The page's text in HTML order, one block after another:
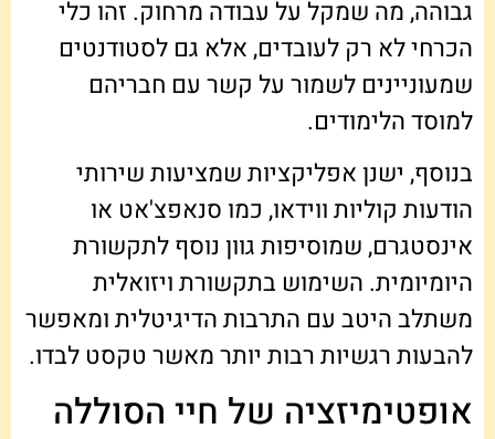
גבוהה, מה שמקל על עבודה מרחוק. זהו כלי
הכרחי לא רק לעובדים, אלא גם לסטודנטים
שמעוניינים לשמור על קשר עם חבריהם
למוסד הלימודים.
בנוסף, ישנן אפליקציות שמציעות שירותי
הודעות קוליות ווידאו, כמו סנאפצ'אט או
אינסטגרם, שמוסיפות גוון נוסף לתקשורת
היומיומית. השימוש בתקשורת ויזואלית
משתלב היטב עם התרבות הדיגיטלית ומאפשר
להבעות רגשיות רבות יותר מאשר טקסט לבדו.
אופטימיזציה של חיי הסוללה